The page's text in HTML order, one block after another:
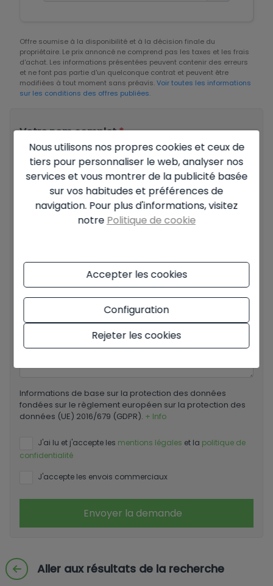
Offre soumise à la disponibilité et à la décision finale du
propriétaire. Le prix annoncé ne comprend pas les taxes et les frais
d'achat. Les informations présentées peuvent contenir des erreurs
et ne font pas partie d'un quelconque contrat et peuvent être
modifiées à tout moment sans préavis.Voir toutes les informations
sur les conditions des offres publiées.
Votre nom complet*
*
Informations de base sur la protection des données
fondées sur le règlement européen sur la protection des
données (UE) 2016/679 (GDPR). + Info
J'ai lu et j'accepte les mentions légales et la politique de
confidentialité
J'accepte les envois commerciaux
Envoyer la demande
Aller aux résultats de la recherche
Nous utilisons nos propres cookies et ceux de
tiers pour personnaliser le web, analyser nos
services et vous montrer de la publicité basée
sur vos habitudes et préférences de
navigation. Pour plus d'informations, visitez
notre Politique de cookie
Accepter les cookies
Configuration
Rejeter les cookies